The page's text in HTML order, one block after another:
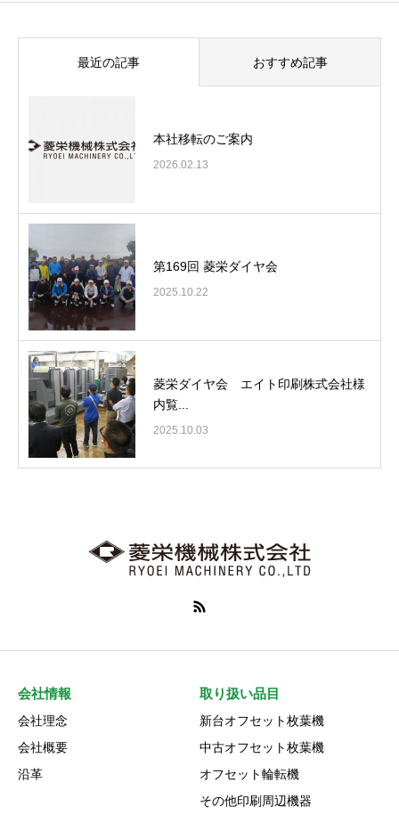
最近の記事 おすすめ記事
本社移転のご案内
2026.02.13
第169回 菱栄ダイヤ会
2025.10.22
菱栄ダイヤ会 エイト印刷株式会社様
内覧...
2025.10.03
会社情報
会社理念
会社概要
沿革
取り扱い品目
新台オフセット枚葉機
中古オフセット枚葉機
オフセット輪転機
その他印刷周辺機器